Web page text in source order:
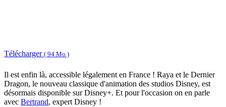
Télécharger ( 94 Mo )
Il est enfin là, accessible légalement en France ! Raya et le Dernier
Dragon, le nouveau classique d'animation des studios Disney, est
désormais disponible sur Disney+. Et pour l'occasion on en parle
avec Bertrand, expert Disney !